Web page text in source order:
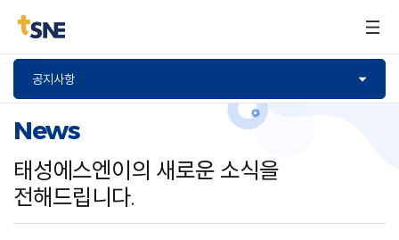
공지사항
News
태성에스엔이의 새로운 소식을
전해드립니다.